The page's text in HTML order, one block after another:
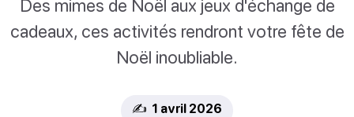
Des mimes de Noël aux jeux d'échange de
cadeaux, ces activités rendront votre fête de
Noël inoubliable.
✍️ 1 avril 2026